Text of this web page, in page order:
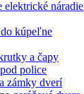
elektrické náradie
kúpeľne
a čapy
police
zámky dverí